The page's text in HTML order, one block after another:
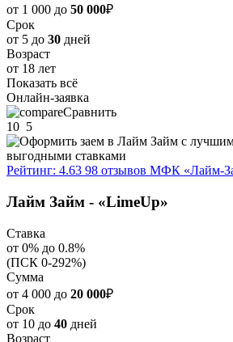
от 1 000 до 50 000₽
Срок
от 5 до 30 дней
Возраст
от 18 лет
Показать всё
Онлайн-заявка
Сравнить
10 5
Рейтинг: 4.63 98 отзывов МФК «Лайм-
Лайм Займ - «LimeUp»
Ставка
от 0% до 0.8%
(ПСК 0-292%)
Сумма
от 4 000 до 20 000₽
Срок
от 10 до 40 дней
Возраст